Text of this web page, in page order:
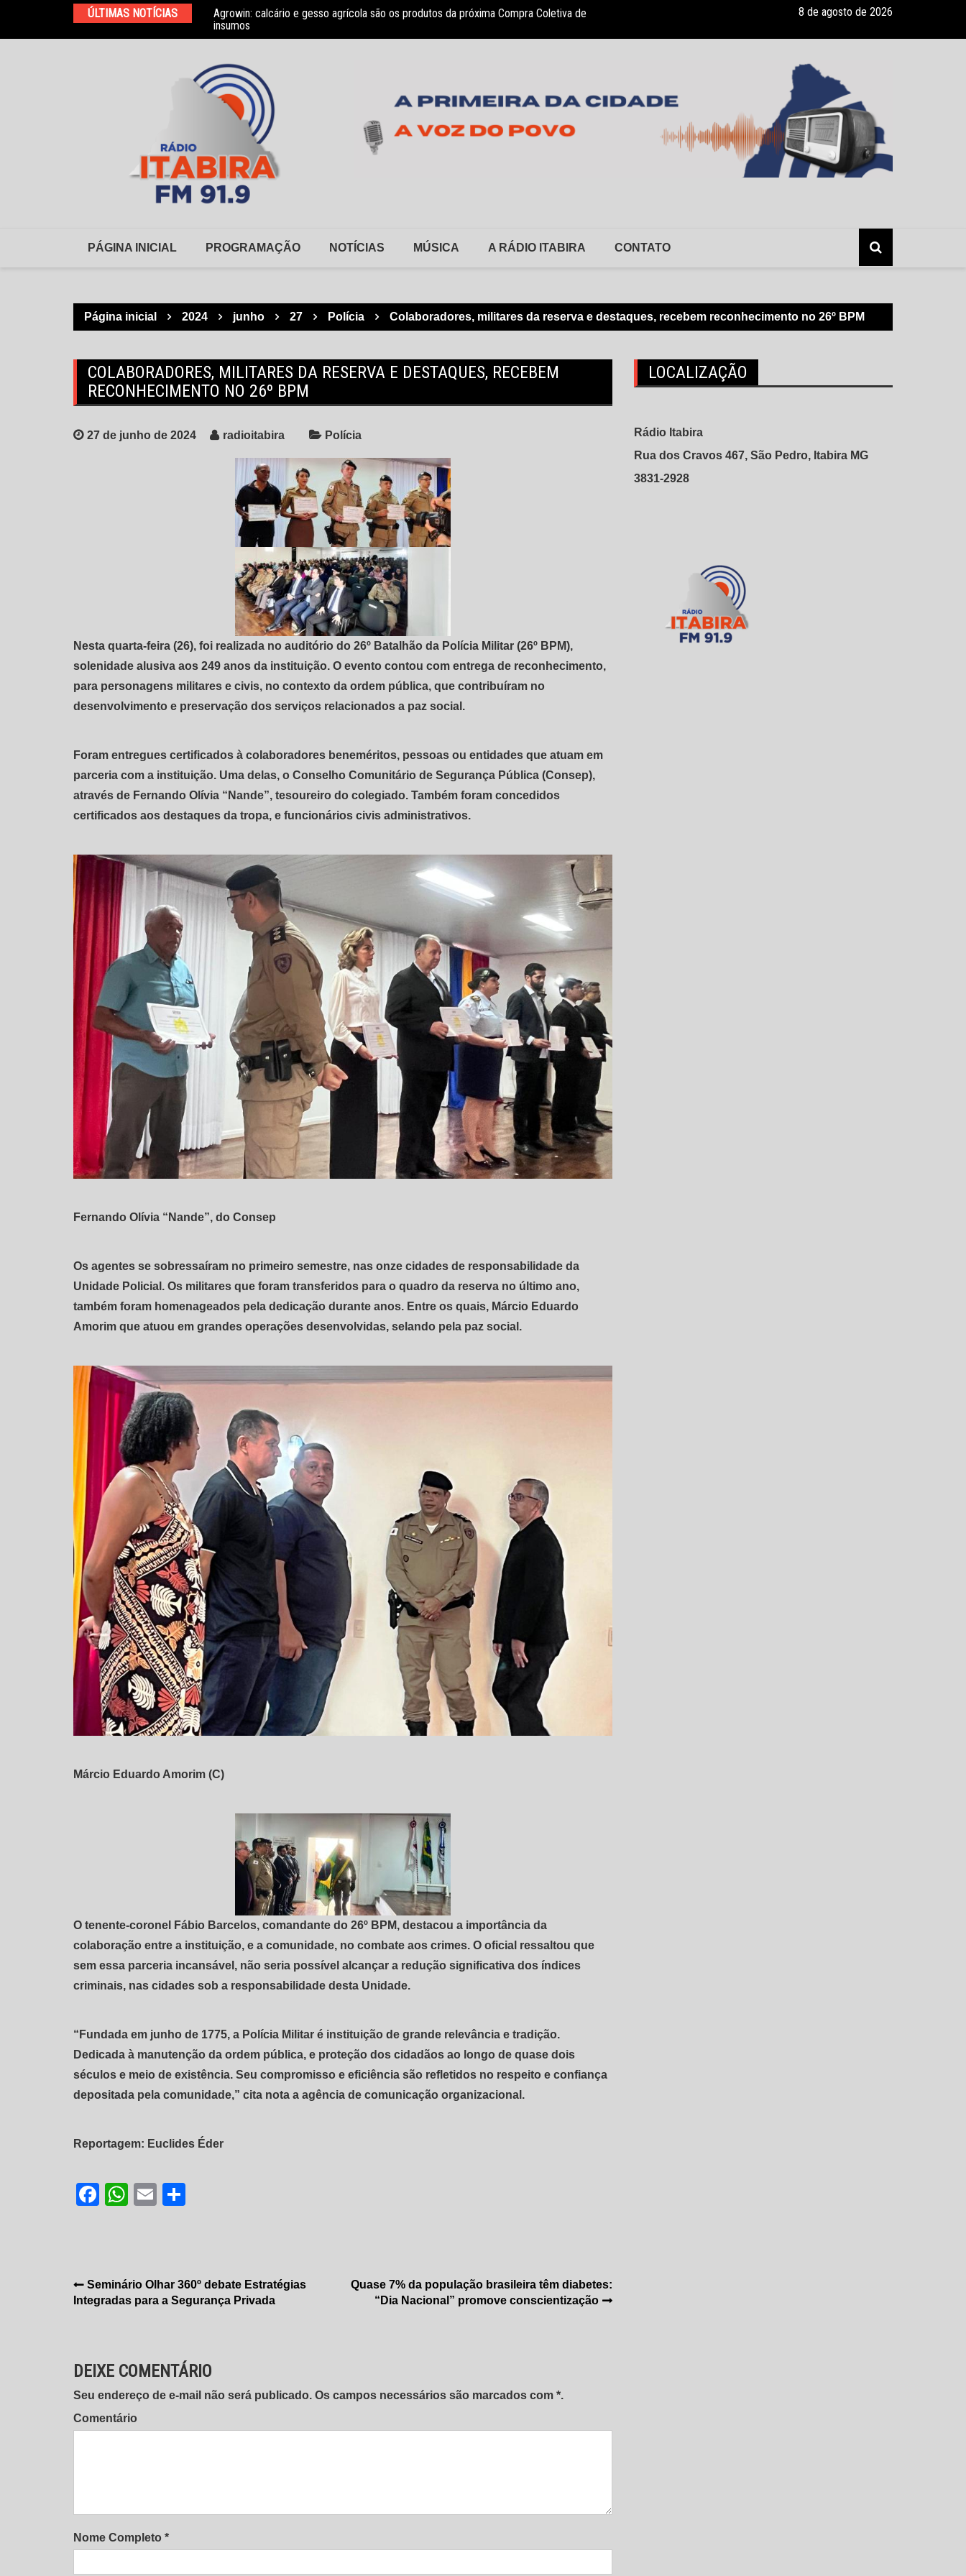
o
ÚLTIMAS NOTÍCIAS
Agrowin: calcário e gesso agrícola são os produtos da próxima Compra Coletiva de
insumos
Novo convênio com a Associação Nosso Lar garante atendimento a crianças com TEA Monlevade recebe pocket-show gratuito “A Bela e a Fera” na 16ª “Diversão
8 de agosto de 2026
PÁGINA INICIAL PROGRAMAÇÃO NOTÍCIAS MÚSICA A RÁDIO ITABIRA CONTATO
Página inicial 2024 junho 27 Polícia Colaboradores, militares da reserva e destaques, recebem reconhecimento no 26º BPM
COLABORADORES, MILITARES DA RESERVA E DESTAQUES, RECEBEM
RECONHECIMENTO NO 26º BPM
27 de junho de 2024 radioitabira Polícia
Nesta quarta-feira (26), foi realizada no auditório do 26º Batalhão da Polícia Militar (26º BPM),
solenidade alusiva aos 249 anos da instituição. O evento contou com entrega de reconhecimento,
para personagens militares e civis, no contexto da ordem pública, que contribuíram no
desenvolvimento e preservação dos serviços relacionados a paz social.
Foram entregues certificados à colaboradores beneméritos, pessoas ou entidades que atuam em
parceria com a instituição. Uma delas, o Conselho Comunitário de Segurança Pública (Consep),
através de Fernando Olívia “Nande”, tesoureiro do colegiado. Também foram concedidos
certificados aos destaques da tropa, e funcionários civis administrativos.
Fernando Olívia “Nande”, do Consep
Os agentes se sobressaíram no primeiro semestre, nas onze cidades de responsabilidade da
Unidade Policial. Os militares que foram transferidos para o quadro da reserva no último ano,
também foram homenageados pela dedicação durante anos. Entre os quais, Márcio Eduardo
Amorim que atuou em grandes operações desenvolvidas, selando pela paz social.
Márcio Eduardo Amorim (C)
O tenente-coronel Fábio Barcelos, comandante do 26º BPM, destacou a importância da
colaboração entre a instituição, e a comunidade, no combate aos crimes. O oficial ressaltou que
sem essa parceria incansável, não seria possível alcançar a redução significativa dos índices
criminais, nas cidades sob a responsabilidade desta Unidade.
“Fundada em junho de 1775, a Polícia Militar é instituição de grande relevância e tradição.
Dedicada à manutenção da ordem pública, e proteção dos cidadãos ao longo de quase dois
séculos e meio de existência. Seu compromisso e eficiência são refletidos no respeito e confiança
depositada pela comunidade,” cita nota a agência de comunicação organizacional.
Reportagem: Euclides Éder
Facebook
WhatsApp
Email
Navegação
de
Seminário Olhar 360º debate Estratégias
Integradas para a Segurança Privada
Quase 7% da população brasileira têm diabetes:
“Dia Nacional” promove conscientização
DEIXE COMENTÁRIO
Seu endereço de e-mail não será publicado. Os campos necessários são marcados com *.
Comentário
Nome Completo *
LOCALIZAÇÃO
Rádio Itabira
Rua dos Cravos 467, São Pedro, Itabira MG
3831-2928